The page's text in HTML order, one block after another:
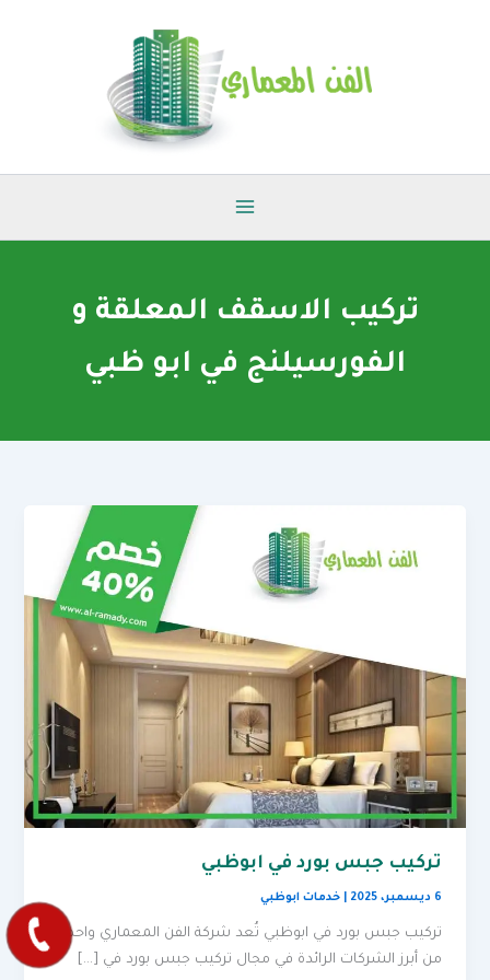
تركيب الاسقف المعلقة و
الفورسيلنج في ابو ظبي
تركيب جبس بورد في ابوظبي
6 ديسمبر، 2025 |خدمات ابوظبي
تركيب جبس بورد في ابوظبي تُعد شركة الفن المعماري واحدة
من أبرز الشركات الرائدة في مجال تركيب جبس بورد في […]